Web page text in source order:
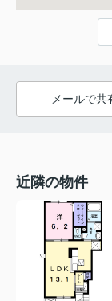
メールで共
近隣の物件